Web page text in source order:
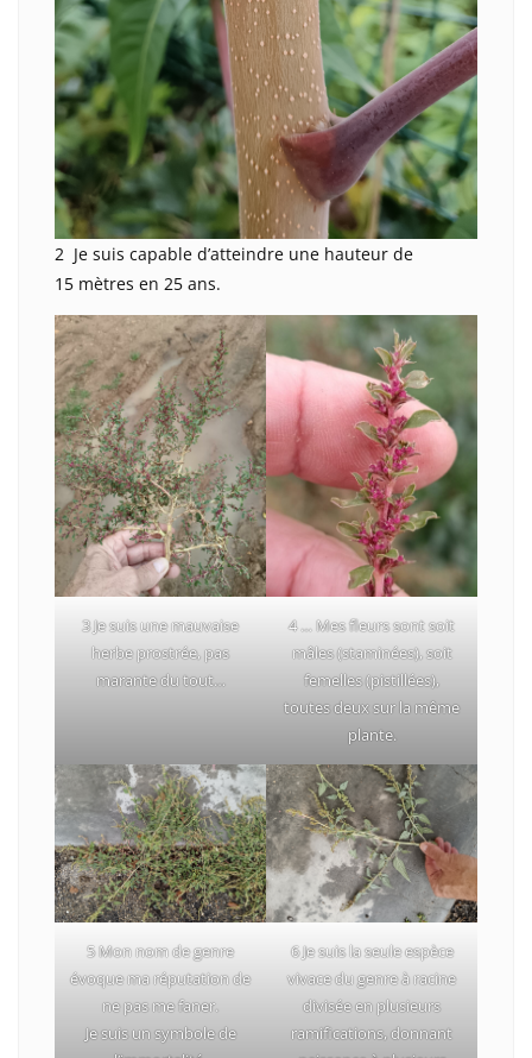
2 Je suis capable d’atteindre une hauteur de
15 mètres en 25 ans.
3 Je suis une mauvaise
herbe prostrée, pas
marante du tout…
4 … Mes fleurs sont soit
mâles (staminées), soit
femelles (pistillées),
toutes deux sur la même
plante.
5 Mon nom de genre
évoque ma réputation de
ne pas me faner.
Je suis un symbole de
6 Je suis la seule espèce
vivace du genre à racine
divisée en plusieurs
ramifications, donnant